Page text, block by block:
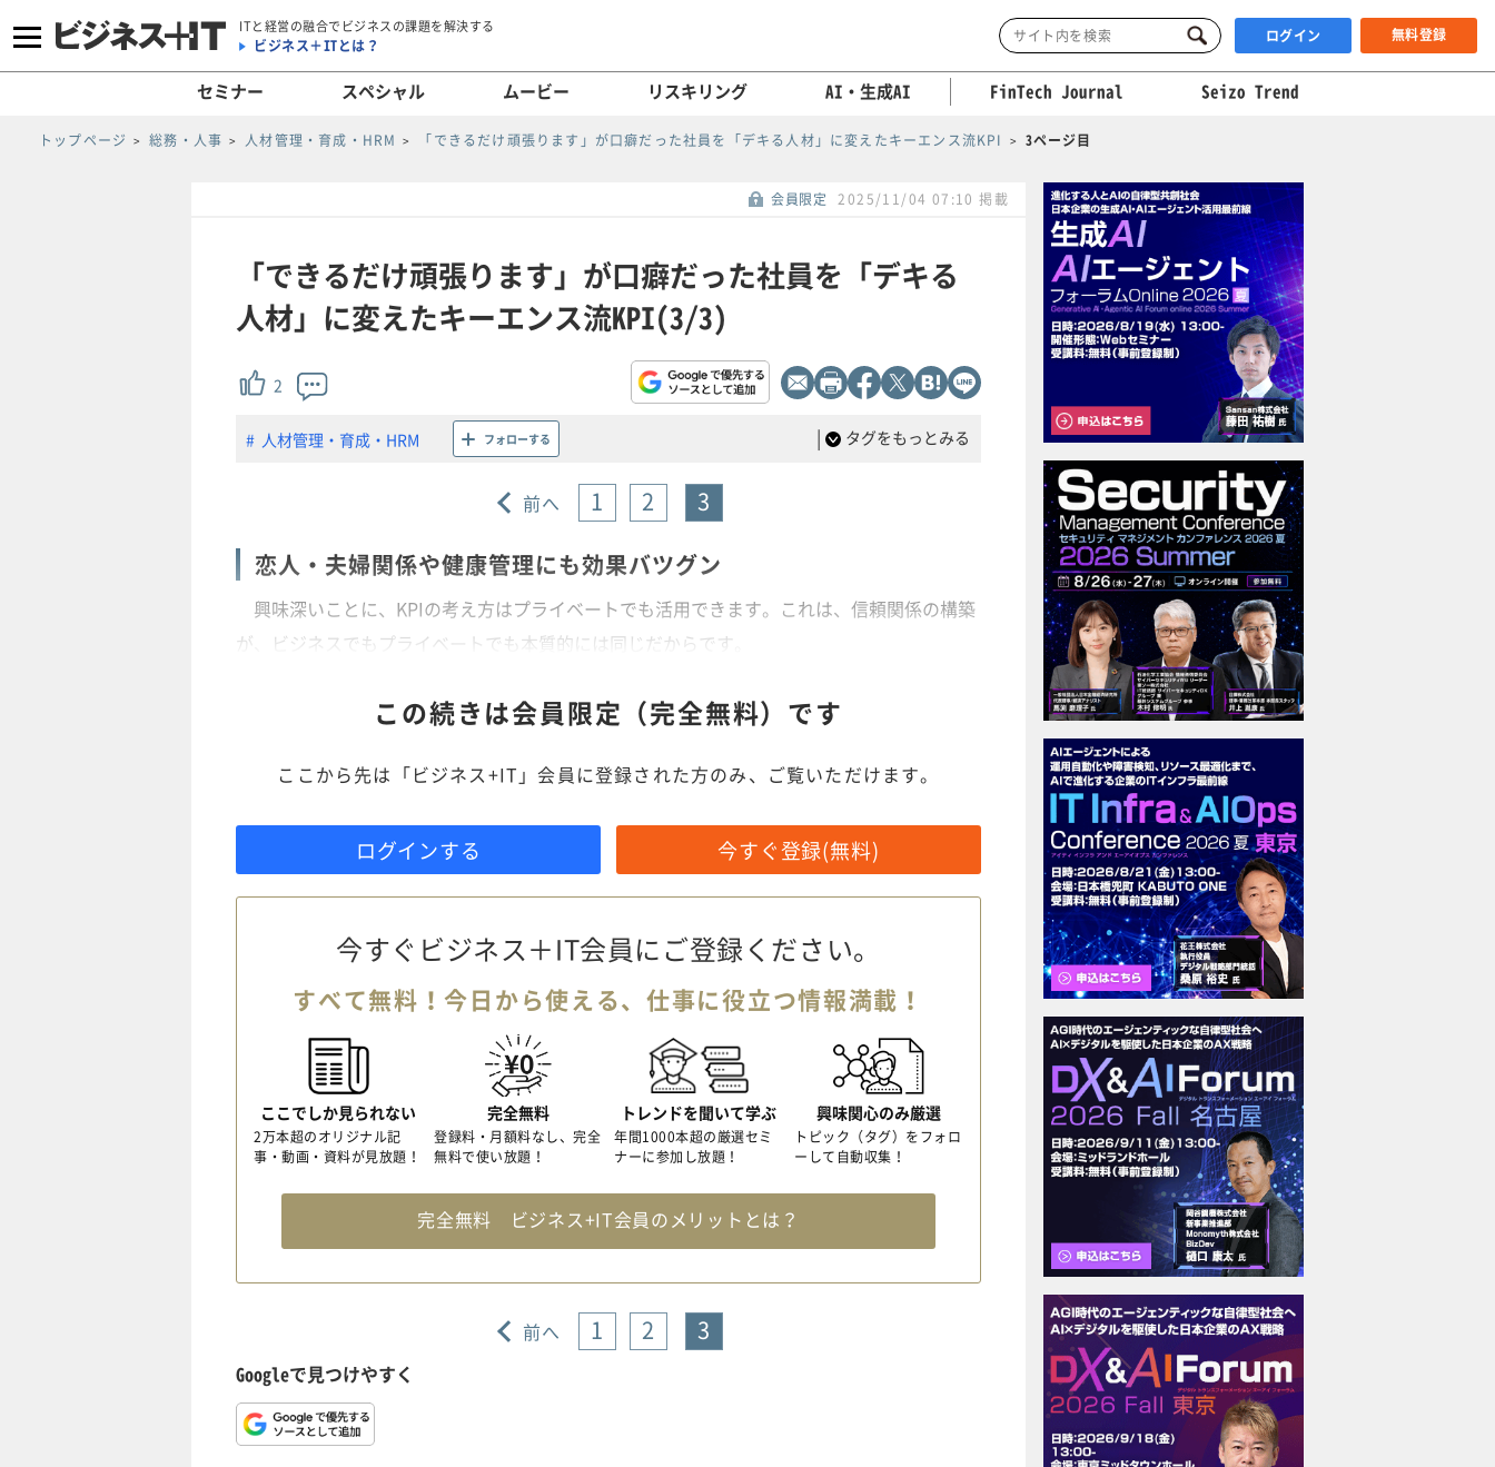
ITと経営の融合でビジネスの課題を解決する
ビジネス＋ITとは？ ログイン 無料登録
セミナー スペシャル ムービー リスキリング AI・生成AI FinTech Journal Seizo Trend
トップページ 総務・人事 人材管理・育成・HRM 「できるだけ頑張ります」が口癖だった社員を「デキる人材」に変えたキーエンス流KPI 3ページ目
会員限定 2025/11/04 07:10 掲載
「できるだけ頑張ります」が口癖だった社員を「デキる
人材」に変えたキーエンス流KPI(3/3)
2
人材管理・育成・HRM フォローする | タグをもっとみる
前へ 1 2
3
恋人・夫婦関係や健康管理にも効果バツグン
興味深いことに、KPIの考え方はプライベートでも活用できます。これは、信頼関係の構築
が、ビジネスでもプライベートでも本質的には同じだからです。
この続きは会員限定（完全無料）です
ここから先は「ビジネス+IT」会員に登録された方のみ、ご覧いただけます。
ログインする 今すぐ登録(無料)
今すぐビジネス＋IT会員にご登録ください。
すべて無料！今日から使える、仕事に役立つ情報満載！
ここでしか見られない
2万本超のオリジナル記
事・動画・資料が見放題！
完全無料
登録料・月額料なし、完全
無料で使い放題！
トレンドを聞いて学ぶ
年間1000本超の厳選セミ
ナーに参加し放題！
興味関心のみ厳選
トピック（タグ）をフォロ
ーして自動収集！
完全無料 ビジネス+IT会員のメリットとは？
前へ 1 2 3
Googleで見つけやすく